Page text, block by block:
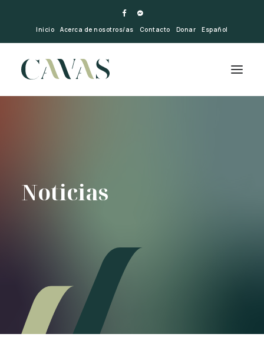
Inicio Acerca de nosotros/as Contacto Donar Español
Noticias